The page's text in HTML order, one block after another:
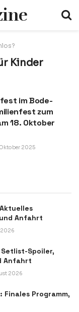
Kinder
im Bode-
zum
18. Oktober
2025
Anfahrt
2026
Spoiler,
Anfahrt
2026
Programm,